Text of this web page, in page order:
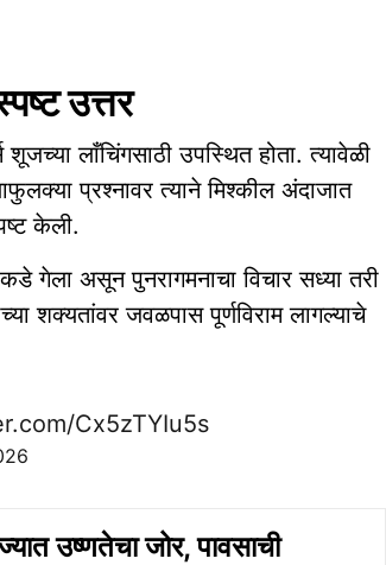
उत्तर
लाँचिंगसाठी उपस्थित होता. त्यावेळी
प्रश्नावर त्याने मिश्कील अंदाजात
केली.
गेला असून पुनरागमनाचा विचार सध्या तरी
शक्यतांवर जवळपास पूर्णविराम लागल्याचे
Cx5zTYIu5s
उष्णतेचा जोर, पावसाची